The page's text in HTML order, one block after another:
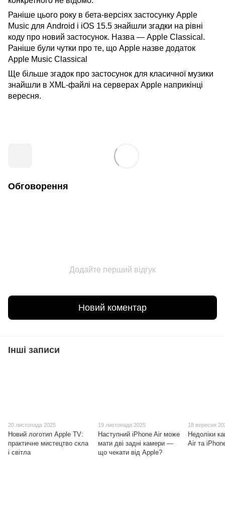
Раніше цього року в бета-версіях застосунку Apple
Music для Android і iOS 15.5 знайшли згадки на рівні
коду про новий застосунок. Назва — Apple Classical.
Раніше були чутки про те, що Apple назве додаток
Apple Music Classical
Ще більше згадок про застосунок для класичної музики
знайшли в XML-файлі на серверах Apple наприкінці
вересня.
Обговорення
Додайте перший відгук
Новий коментар
Інші записи
20 листопада 2025
Новий логотип Apple TV:
практичне мистецтво скла
і світла
19 листопада 2025
Наступний iPhone Air може
мати дві задні камери —
що чекати від Apple?
18 вересня
Недоліки
Air та